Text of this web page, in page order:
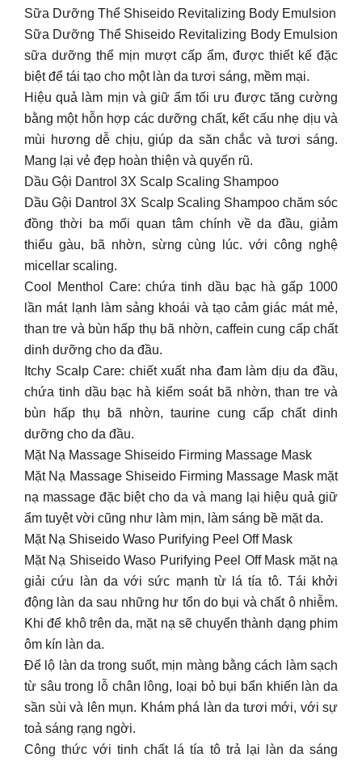
Sữa Dưỡng Thể Shiseido Revitalizing Body Emulsion
Sữa Dưỡng Thể Shiseido Revitalizing Body Emulsion
sữa dưỡng thể mịn mượt cấp ẩm, được thiết kế đặc
biệt để tái tạo cho một làn da tươi sáng, mềm mại.
Hiệu quả làm mịn và giữ ẩm tối ưu được tăng cường
bằng một hỗn hợp các dưỡng chất, kết cấu nhẹ dịu và
mùi hương dễ chịu, giúp da săn chắc và tươi sáng.
Mang lại vẻ đẹp hoàn thiện và quyến rũ.
Dầu Gội Dantrol 3X Scalp Scaling Shampoo
Dầu Gội Dantrol 3X Scalp Scaling Shampoo chăm sóc
đồng thời ba mối quan tâm chính về da đầu, giảm
thiểu gàu, bã nhờn, sừng cùng lúc. với công nghệ
micellar scaling.
Cool Menthol Care: chứa tinh dầu bạc hà gấp 1000
lần mát lạnh làm sảng khoái và tạo cảm giác mát mẻ,
than tre và bùn hấp thụ bã nhờn, caffein cung cấp chất
dinh dưỡng cho da đầu.
Itchy Scalp Care: chiết xuất nha đam làm dịu da đầu,
chứa tinh dầu bạc hà kiểm soát bã nhờn, than tre và
bùn hấp thụ bã nhờn, taurine cung cấp chất dinh
dưỡng cho da đầu.
Mặt Nạ Massage Shiseido Firming Massage Mask
Mặt Nạ Massage Shiseido Firming Massage Mask mặt
nạ massage đặc biệt cho da và mang lại hiệu quả giữ
ẩm tuyệt vời cũng như làm mịn, làm sáng bề mặt da.
Mặt Nạ Shiseido Waso Purifying Peel Off Mask
Mặt Nạ Shiseido Waso Purifying Peel Off Mask mặt nạ
giải cứu làn da với sức mạnh từ lá tía tô. Tái khởi
động làn da sau những hư tổn do bụi và chất ô nhiễm.
Khi để khô trên da, mặt nạ sẽ chuyển thành dạng phim
ôm kín làn da.
Để lộ làn da trong suốt, mịn màng bằng cách làm sạch
từ sâu trong lỗ chân lông, loại bỏ bụi bẩn khiến làn da
sần sùi và lên mụn. Khám phá làn da tươi mới, với sự
toả sáng rạng ngời.
Công thức với tinh chất lá tía tô trả lại làn da sáng